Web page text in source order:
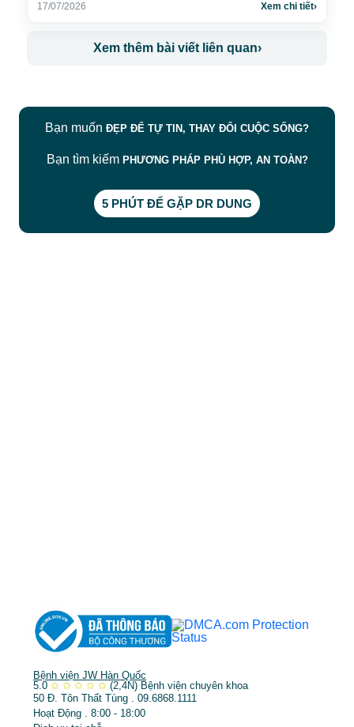
17/07/2026 Xem chi tiết›
Xem thêm bài viết liên quan›
Bạn muốn ĐẸP ĐỂ TỰ TIN, THAY ĐỔI CUỘC SỐNG?
Bạn tìm kiếm PHƯƠNG PHÁP PHÙ HỢP, AN TOÀN?
5 PHÚT ĐỂ GẶP DR DUNG
Bệnh viện JW Hàn Quốc
5.0 ✩ ✩ ✩ ✩ ✩ (2,4N) Bệnh viện chuyên khoa
50 Đ. Tôn Thất Tùng . 09.6868.1111
Hoạt Động . 8:00 - 18:00